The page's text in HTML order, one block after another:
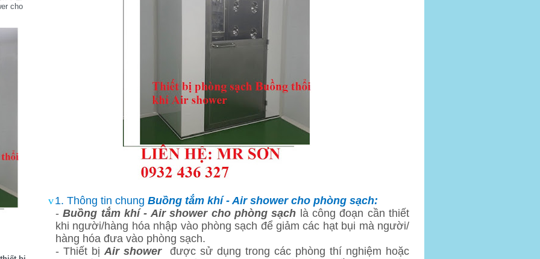
cho
v1. Thông tin chung Buồng tắm khí - Air shower cho phòng sạch:
-Buồng tắm khí - Air shower cho phòng sạch là công đoạn cần thiết
khi người/hàng hóa nhập vào phòng sạch để giảm các hạt bụi mà người/
hàng hóa đưa vào phòng sạch.
- Thiết bị Air shower
được sử dụng trong các phòng thí nghiệm hoặc